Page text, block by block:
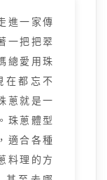
進一家傳
一把把翠
總愛用珠
在都忘不
蔥就是一
珠蔥體型
適合各種
料理的方